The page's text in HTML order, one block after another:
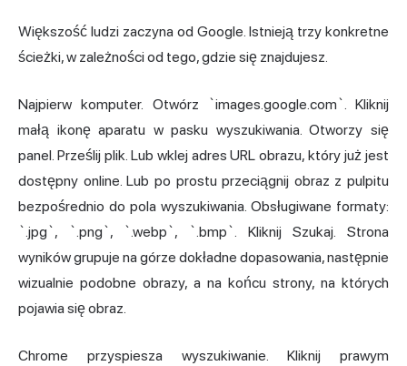
Większość ludzi zaczyna od Google. Istnieją trzy konkretne
ścieżki, w zależności od tego, gdzie się znajdujesz.
Najpierw komputer. Otwórz `images.google.com`. Kliknij
małą ikonę aparatu w pasku wyszukiwania. Otworzy się
panel. Prześlij plik. Lub wklej adres URL obrazu, który już jest
dostępny online. Lub po prostu przeciągnij obraz z pulpitu
bezpośrednio do pola wyszukiwania. Obsługiwane formaty:
`.jpg`, `.png`, `.webp`, `.bmp`. Kliknij Szukaj. Strona
wyników grupuje na górze dokładne dopasowania, następnie
wizualnie podobne obrazy, a na końcu strony, na których
pojawia się obraz.
Chrome przyspiesza wyszukiwanie. Kliknij prawym